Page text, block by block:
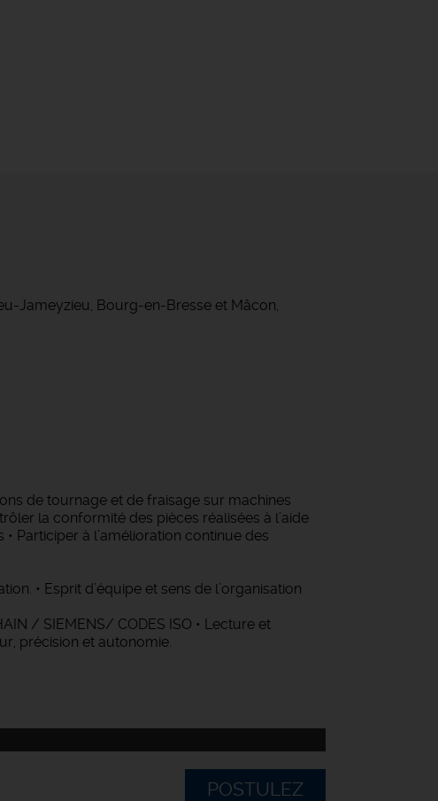
Jameyzieu, Bourg-en-Bresse et Mâcon,
de tournage et de fraisage sur machines
la conformité des pièces réalisées à l’aide
Participer à l’amélioration continue des
• Esprit d’équipe et sens de l’organisation
/ SIEMENS/ CODES ISO • Lecture et
précision et autonomie.
POSTULEZ